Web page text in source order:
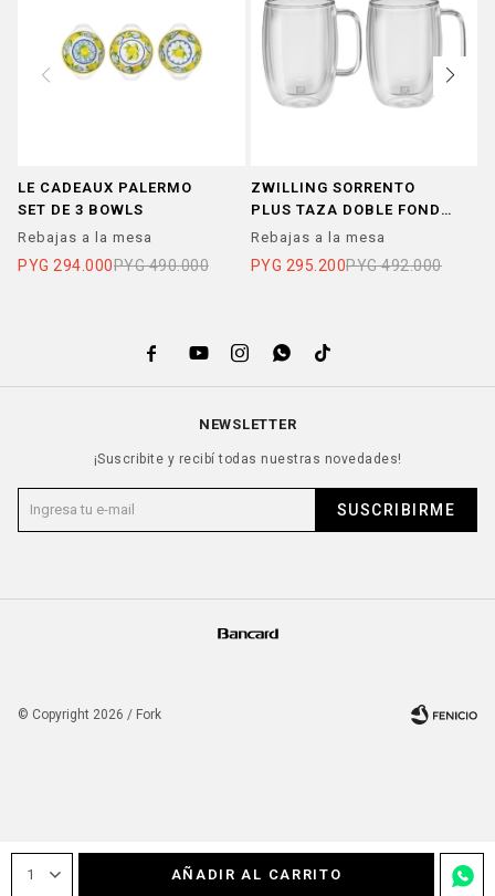
1 AÑADIR AL CARRITO
LE CADEAUX PALERMO
SET DE 3 BOWLS
Rebajas a la mesa
PYG 294.000PYG 490.000
ZWILLING SORRENTO
PLUS TAZA DOBLE FONDO
LATTE T. LARGO 450 ML X2
Rebajas a la mesa
PYG 295.200PYG 492.000
    
NEWSLETTER
¡Suscribite y recibí todas nuestras novedades!
SUSCRIBIRME
© Copyright 2026 / Fork
Fenicio